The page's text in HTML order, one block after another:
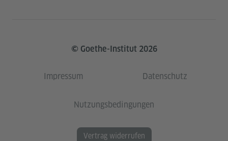
© Goethe-Institut 2026
Impressum Datenschutz
Nutzungsbedingungen
Vertrag widerrufen